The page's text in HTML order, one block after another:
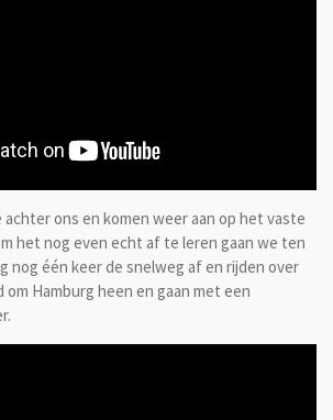
achter ons en komen weer aan op het vaste
het nog even echt af te leren gaan we ten
nog één keer de snelweg af en rijden over
Hamburg heen en gaan met een